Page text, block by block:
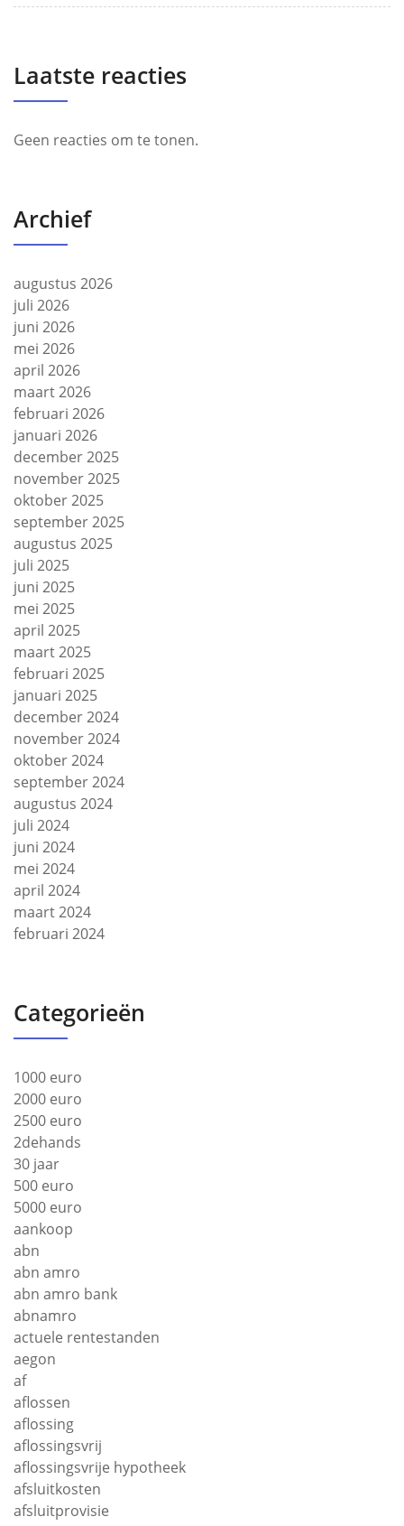
Laatste reacties
Geen reacties om te tonen.
Archief
augustus 2026
juli 2026
juni 2026
mei 2026
april 2026
maart 2026
februari 2026
januari 2026
december 2025
november 2025
oktober 2025
september 2025
augustus 2025
juli 2025
juni 2025
mei 2025
april 2025
maart 2025
februari 2025
januari 2025
december 2024
november 2024
oktober 2024
september 2024
augustus 2024
juli 2024
juni 2024
mei 2024
april 2024
maart 2024
februari 2024
Categorieën
1000 euro
2000 euro
2500 euro
2dehands
30 jaar
500 euro
5000 euro
aankoop
abn
abn amro
abn amro bank
abnamro
actuele rentestanden
aegon
af
aflossen
aflossing
aflossingsvrij
aflossingsvrije hypotheek
afsluitkosten
afsluitprovisie